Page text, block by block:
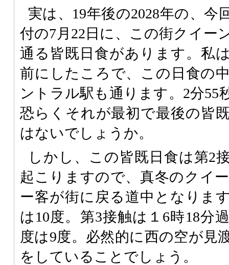
実は、19年後の2028年の、今
付の7月22日に、この街クイー
通る皆既日食があります。私
前にしたころで、この日食の
ントラル駅も通ります。2分55
恐らくそれが最初で最後の皆
はないでしょうか。
しかし、この皆既日食は第2
起こりますので、真冬のクイ
ー客が街に戻る道中となりま
は10度。第3接触は１6時18分
度は9度。必然的に西の空が見
をしていることでしょう。